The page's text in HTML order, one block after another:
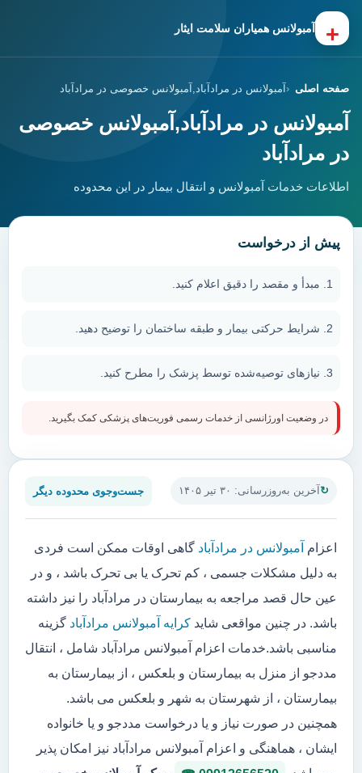
+ آمبولانس همیاران سلامت ایثار
صفحه اصلی آمبولانس در مرادآباد,آمبولانس خصوصی در مرادآباد
آمبولانس در مرادآباد,آمبولانس خصوصی
در مرادآباد
اطلاعات خدمات آمبولانس و انتقال بیمار در این محدوده
آخرین به‌روزرسانی: ۳۰ تیر ۱۴۰۵ جست‌وجوی محدوده دیگر
اعزام آمبولانس در مرادآباد گاهی اوقات ممکن است فردی
به دلیل مشکلات جسمی ، کم تحرک یا بی تحرک باشد ، و در
عین حال قصد مراجعه به بیمارستان در مرادآباد را نیز داشته
باشد. در چنین مواقعی شاید کرایه آمبولانس مرادآباد گزینه
مناسبی باشد.خدمات اعزام آمبولانس مرادآباد شامل ، انتقال
مددجو از منزل به بیمارستان و بلعکس ، از بیمارستان به
بیمارستان ، از شهرستان به شهر و بلعکس می باشد.
همچنین در صورت نیاز و یا درخواست مددجو و یا خانواده
ایشان ، هماهنگی و اعزام آمبولانس مرادآباد نیز امکان پذیر
پیش از درخواست
مبدأ و مقصد را دقیق اعلام کنید.
شرایط حرکتی بیمار و طبقه ساختمان را توضیح دهید.
نیازهای توصیه‌شده توسط پزشک را مطرح کنید.
در وضعیت اورژانسی از خدمات رسمی فوریت‌های پزشکی کمک بگیرید.